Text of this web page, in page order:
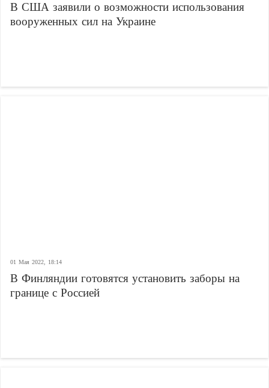
В США заявили о возможности использования
вооруженных сил на Украине
01 Мая 2022, 18:14
В Финляндии готовятся установить заборы на
границе с Россией